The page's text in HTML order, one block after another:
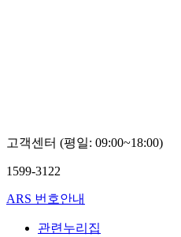
고객센터 (평일: 09:00~18:00)
1599-3122
ARS 번호안내
관련누리집